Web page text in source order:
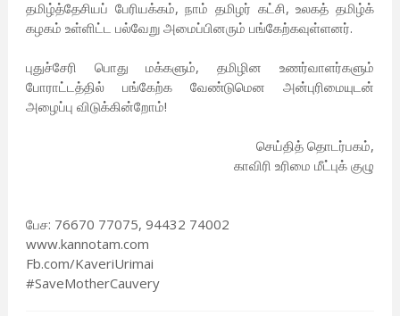
தமிழ்த்தேசியப் பேரியக்கம், நாம் தமிழர் கட்சி, உலகத் தமிழ்க்
கழகம் உள்ளிட்ட பல்வேறு அமைப்பினரும் பங்கேற்கவுள்ளனர்.
புதுச்சேரி பொது மக்களும், தமிழின உணர்வாளர்களும்
போராட்டத்தில் பங்கேற்க வேண்டுமென அன்புரிமையுடன்
அழைப்பு விடுக்கின்றோம்!
செய்தித் தொடர்பகம்,
காவிரி உரிமை மீட்புக் குழு
பேச: 76670 77075, 94432 74002
www.kannotam.com
Fb.com/KaveriUrimai
#SaveMotherCauvery